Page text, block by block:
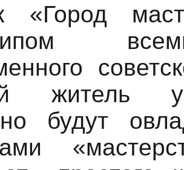
«Город
житель
будут